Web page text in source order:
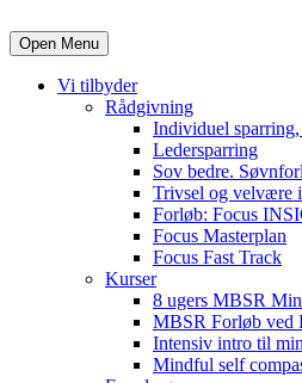
Open Menu
Vi tilbyder
Rådgivning
Individuel
Ledersparring
Sov bedre.
Trivsel og velvære
Forløb: Focus
Focus Masterplan
Focus Fast Track
Kurser
8 ugers MBSR
MBSR Forløb ved
Intensiv intro til
Mindful self